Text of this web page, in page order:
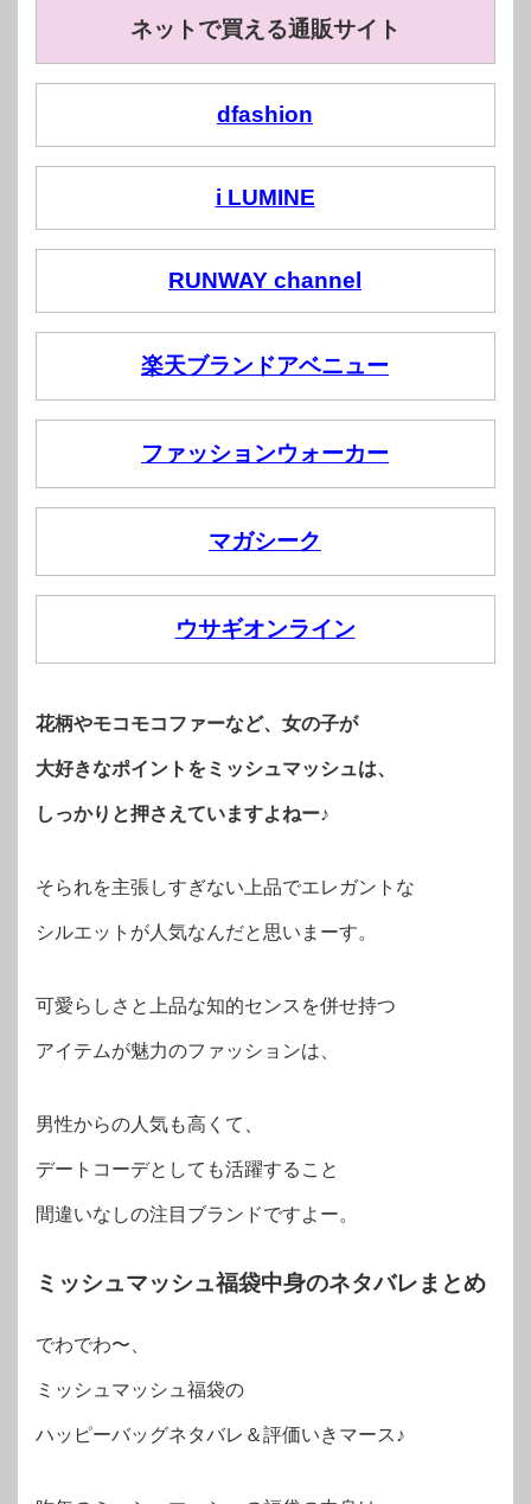
ネットで買える通販サイト
dfashion
i LUMINE
RUNWAY channel
楽天ブランドアベニュー
ファッションウォーカー
マガシーク
ウサギオンライン
花柄やモコモコファーなど、女の子が
大好きなポイントをミッシュマッシュは、
しっかりと押さえていますよねー♪
そられを主張しすぎない上品でエレガントな
シルエットが人気なんだと思いまーす。
可愛らしさと上品な知的センスを併せ持つ
アイテムが魅力のファッションは、
男性からの人気も高くて、
デートコーデとしても活躍すること
間違いなしの注目ブランドですよー。
ミッシュマッシュ福袋中身のネタバレまとめ
でわでわ〜、
ミッシュマッシュ福袋の
ハッピーバッグネタバレ＆評価いきマース♪